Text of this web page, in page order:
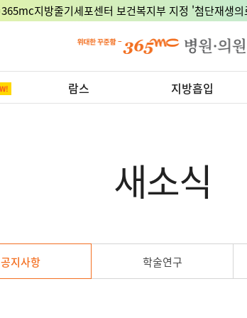
8월 15일 광복절, 정상진료 지점은 어디?
람스 지방흡입
새소식
공지사항 학술연구